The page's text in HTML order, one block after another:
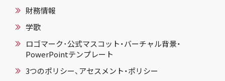
財務情報
学歌
ロゴマーク･公式マスコット・バーチャル背景・
PowerPointテンプレート
3つのポリシー、アセスメント・ポリシー